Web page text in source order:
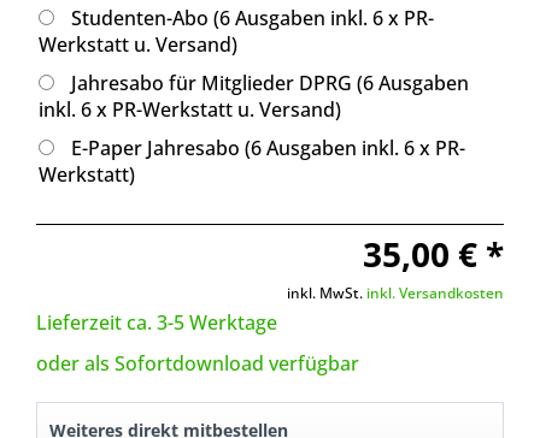
Studenten-Abo (6 Ausgaben inkl. 6 x PR-
Werkstatt u. Versand)
Jahresabo für Mitglieder DPRG (6 Ausgaben
inkl. 6 x PR-Werkstatt u. Versand)
E-Paper Jahresabo (6 Ausgaben inkl. 6 x PR-
Werkstatt)
35,00 € *
inkl. MwSt. inkl. Versandkosten
Lieferzeit ca. 3-5 Werktage
oder als Sofortdownload verfügbar
Weiteres direkt mitbestellen